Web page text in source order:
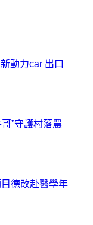
動力car 出口
”守護村落農
德改赴醫學年